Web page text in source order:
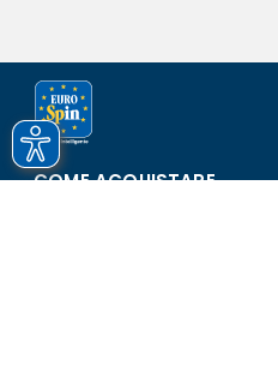
COME ACQUISTARE